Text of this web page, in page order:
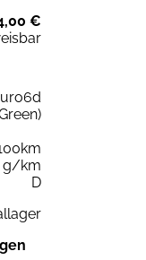
€
g/km
D